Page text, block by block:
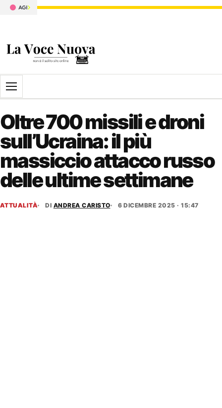
Apri il menu
Oltre 700 missili e droni
sull’Ucraina: il più
massiccio attacco russo
delle ultime settimane
ATTUALITÀ DI ANDREA CARISTO 6 DICEMBRE 2025 · 15:47